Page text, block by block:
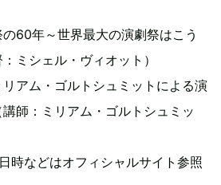
の60年～世界最大の演劇祭はこう
ミシェル・ヴィオット）
アム・ゴルトシュミットによる演
師：ミリアム・ゴルトシュミッ
時などはオフィシャルサイト参照